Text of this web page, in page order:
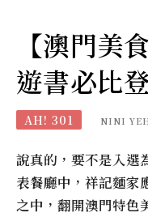
【澳門美
遊書必比
AH! 301 NINI
說真的，要不是入選
表餐廳中，祥記麵家
之中，翻開澳門特色